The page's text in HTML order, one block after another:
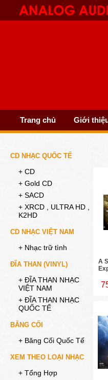
Trang chủ Giới
CD NHẠC QUỐC TẾ
+ CD
+ Gold CD
+ SACD
+ XRCD , ULTRA HD ,
K2HD
CD NHẠC VIỆT NAM
+ Nhạc trữ tình
ĐĨA THAN (VINYL)
+ ĐĨA THAN NHẠC
VIỆT NAM
+ ĐĨA THAN NHẠC
QUỐC TẾ
BĂNG CỐI
+ Băng Cối Quốc Tế
XEM THEO LOẠI NHẠC
+ Tổng Hợp
A